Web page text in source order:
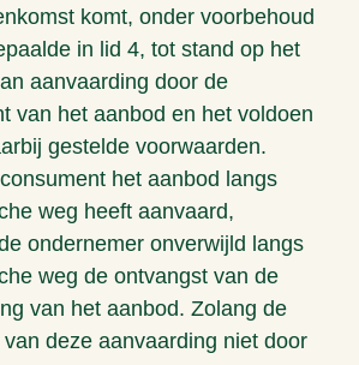
komt, onder voorbehoud
in lid 4, tot stand op het
aanvaarding door de
van het aanbod en het voldoen
gestelde voorwaarden.
het aanbod langs
weg heeft aanvaard,
ondernemer onverwijld langs
weg de ontvangst van de
van het aanbod. Zolang de
deze aanvaarding niet door